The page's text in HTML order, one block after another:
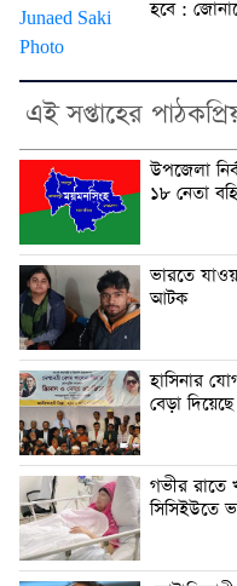
হবে :
এই সপ্তাহের
উপজেলা
১৮ নেতা
ভারতে
আটক
হাসিনার
বেড়া
গভীর রাতে
সিসিইউতে